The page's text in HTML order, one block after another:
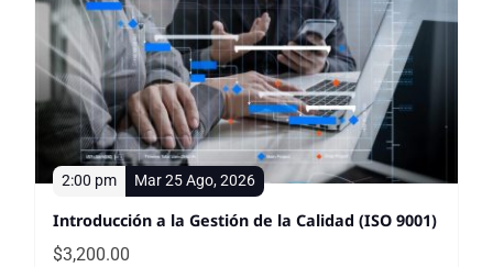
2:00 pm Mar 25 Ago, 2026
Introducción a la Gestión de la Calidad (ISO 9001)
$3,200.00